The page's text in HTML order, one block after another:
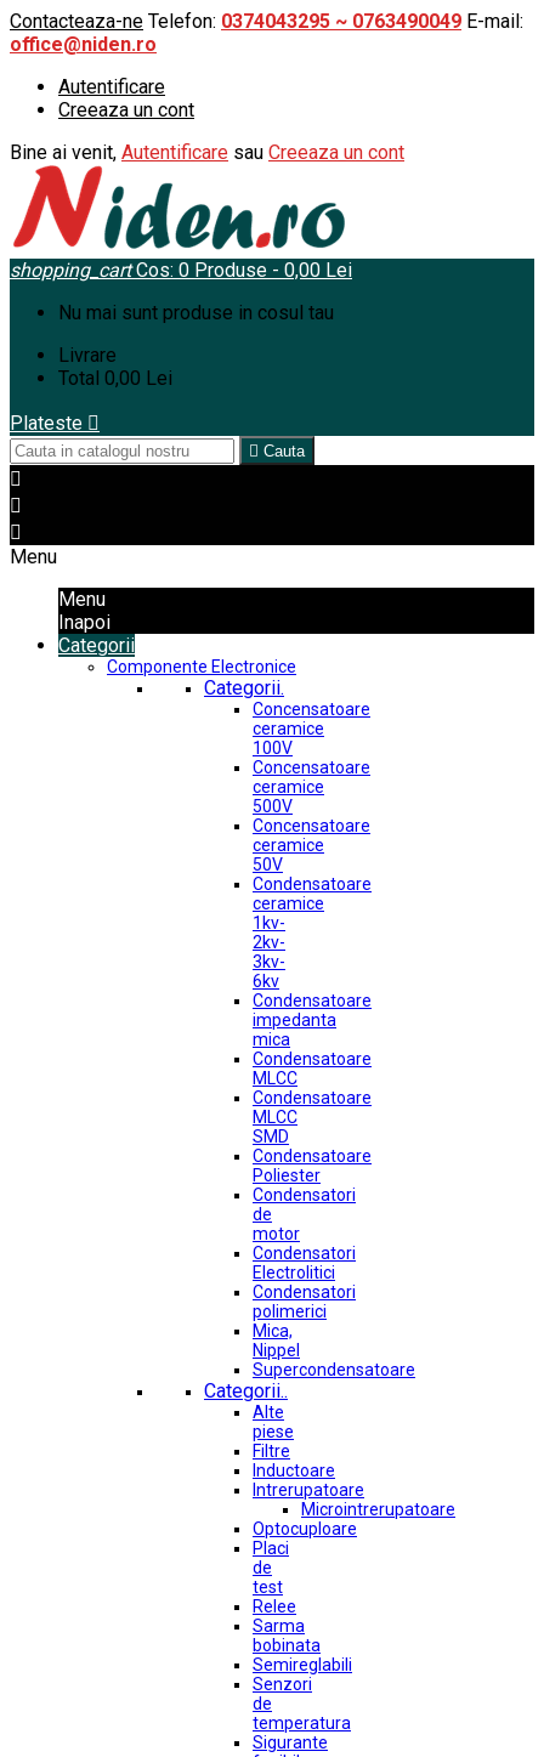
Contacteaza-ne Telefon: 0374043295 ~ 0763490049 E-mail:
office@niden.ro
Autentificare
Creeaza un cont
Bine ai venit, Autentificare sau Creeaza un cont
shopping_cart Cos: 0 Produse - 0,00 Lei
Nu mai sunt produse in cosul tau
Livrare
Total 0,00 Lei
Plateste 
 Cauta



Menu
Menu
Inapoi
Categorii
Componente Electronice
Categorii.
Concensatoare
ceramice
100V
Concensatoare
ceramice
500V
Concensatoare
ceramice
50V
Condensatoare
ceramice
1kv-
2kv-
3kv-
6kv
Condensatoare
impedanta
mica
Condensatoare
MLCC
Condensatoare
MLCC
SMD
Condensatoare
Poliester
Condensatori
de
motor
Condensatori
Electrolitici
Condensatori
polimerici
Mica,
Nippel
Supercondensatoare
Categorii..
Alte
piese
Filtre
Inductoare
Intrerupatoare
Microintrerupatoare
Optocuploare
Placi
de
test
Relee
Sarma
bobinata
Semireglabili
Senzori
de
temperatura
Sigurante